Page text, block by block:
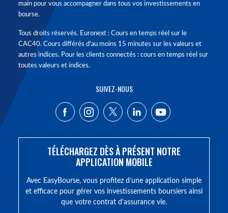
main pour vous accompagner dans tous vos investissements en
bourse.
Tous droits réservés. Euronext : Cours en temps réel sur le
CAC40. Cours différés d'au moins 15 minutes sur les valeurs et
autres indices. Pour les clients connectés : cours en temps réel sur
toutes valeurs et indices.
SUIVEZ-NOUS
TÉLÉCHARGEZ DÈS À PRÉSENT NOTRE
APPLICATION MOBILE
Avec EasyBourse, vous profitez d’une application simple
et efficace pour gérer vos investissements boursiers ainsi
que votre contrat d’assurance vie.